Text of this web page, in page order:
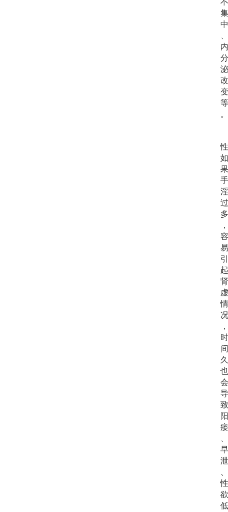
不
集
中
内
分
泌
改
变
等
。
性
如
果
手
淫
过
多
，
容
易
引
起
肾
虚
情
况
，
时
间
久
也
会
导
致
阳
痿
早
泄
性
欲
低